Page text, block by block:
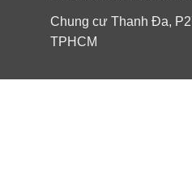
Thành phần
Chung cư Thanh Đa,
TPHCM